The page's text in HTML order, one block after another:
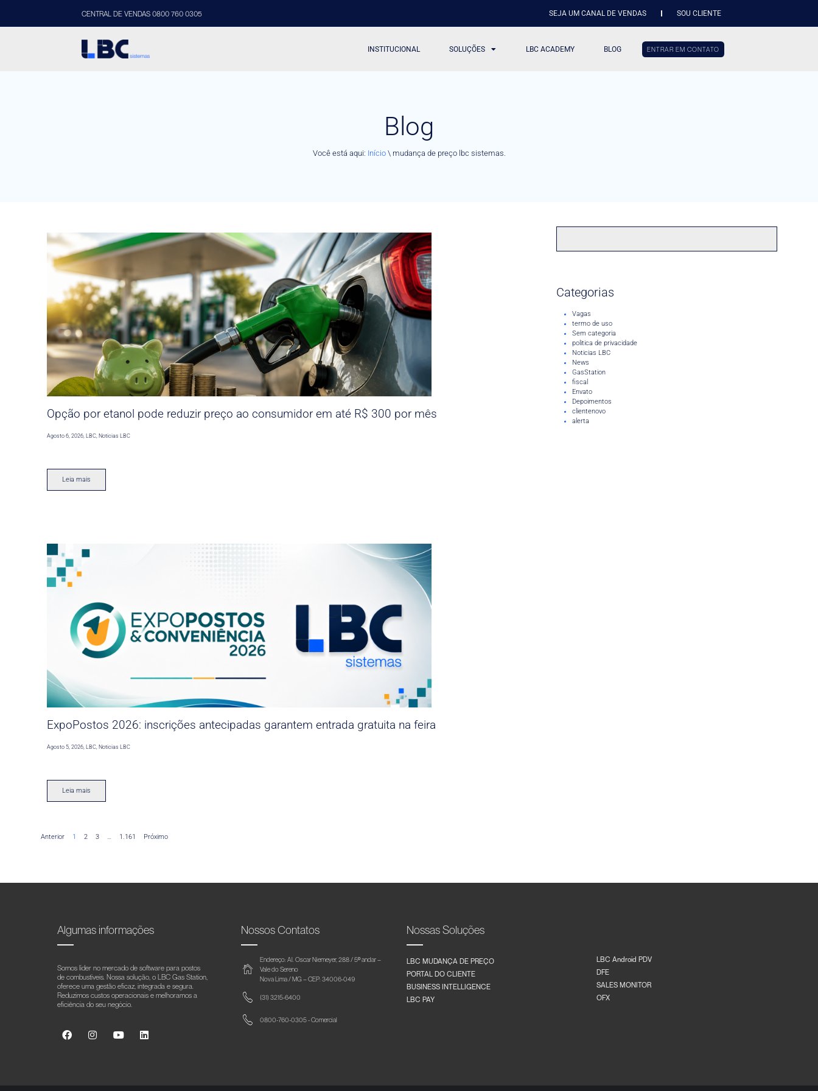
CENTRAL DE VENDAS 0800 760 0305 SEJA UM CANAL DE VENDAS SOU CLIENTE
INSTITUCIONAL SOLUÇÕES LBC ACADEMY BLOG ENTRAR EM CONTATO
Blog
Você está aqui: Início\ mudança de preço lbc sistemas.
Opção por etanol pode reduzir preço ao consumidor em até R$ 300 por mês
Agosto 6, 2026,LBC,Noticias LBC
Leia mais
ExpoPostos 2026: inscrições antecipadas garantem entrada gratuita na feira
Agosto 5, 2026 ,LBC Noticias LBC
Leia mais
Anterior 1 2 3 … 1.161 Próximo
Categorias
Vagas
termo de uso
Sem categoria
politica de privacidade
Noticias LBC
News
GasStation
fiscal
Envato
Depoimentos
clientenovo
alerta
Algumas informações
Somos líder no mercado de software para postos
de combustíveis. Nossa solução, o LBC Gas Station,
oferece uma gestão eficaz, integrada e segura.
Reduzimos custos operacionais e melhoramos a
eficiência do seu negócio.
Nossos Contatos
Endereço: Al. Oscar Niemeyer, 288 / 5º andar –
Vale do Sereno
Nova Lima / MG – CEP: 34006-049
(31) 3215-6400
0800-760-0305 - Comercial
Nossas Soluções
LBC MUDANÇA DE PREÇO
PORTAL DO CLIENTE
BUSINESS INTELLIGENCE
LBC PAY
LBC Android PDV
DFE
SALES MONITOR
OFX